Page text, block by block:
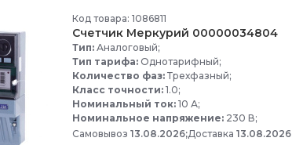
Код товара: 1086811
Счетчик Меркурий 00000034804
Тип: Аналоговый;
Тип тарифа: Однотарифный;
Количество фаз: Трехфазный;
Класс точности: 1.0;
Номинальный ток: 10 А;
Номинальное напряжение: 230 В;
Самовывоз 13.08.2026;Доставка 13.08.2026